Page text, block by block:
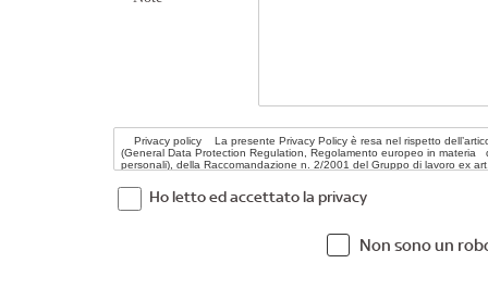
Ho letto ed accettato la privacy
Non sono un